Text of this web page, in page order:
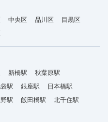
中央区 品川区
目黒区
新橋駅
秋葉原駅
駅 銀座駅
日本橋駅
駅 飯田橋駅
北千住駅